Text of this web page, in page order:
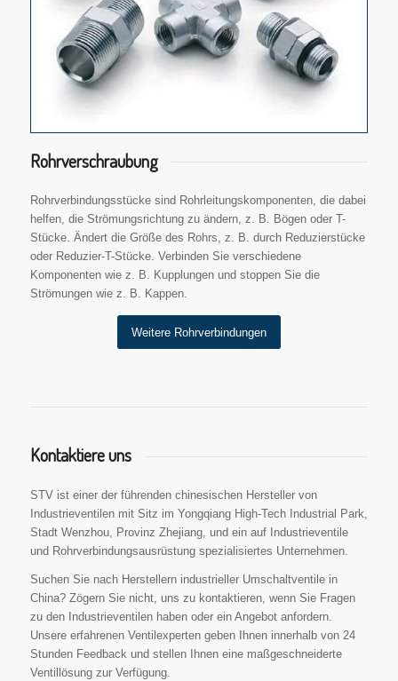
Rohrverschraubung
Rohrverbindungsstücke sind Rohrleitungskomponenten, die dabei
helfen, die Strömungsrichtung zu ändern, z. B. Bögen oder T-
Stücke. Ändert die Größe des Rohrs, z. B. durch Reduzierstücke
oder Reduzier-T-Stücke. Verbinden Sie verschiedene
Komponenten wie z. B. Kupplungen und stoppen Sie die
Strömungen wie z. B. Kappen.
Weitere Rohrverbindungen
Kontaktiere uns
STV ist einer der führenden chinesischen Hersteller von
Industrieventilen mit Sitz im Yongqiang High-Tech Industrial Park,
Stadt Wenzhou, Provinz Zhejiang, und ein auf Industrieventile
und Rohrverbindungsausrüstung spezialisiertes Unternehmen.
Suchen Sie nach Herstellern industrieller Umschaltventile in
China? Zögern Sie nicht, uns zu kontaktieren, wenn Sie Fragen
zu den Industrieventilen haben oder ein Angebot anfordern.
Unsere erfahrenen Ventilexperten geben Ihnen innerhalb von 24
Stunden Feedback und stellen Ihnen eine maßgeschneiderte
Ventillösung zur Verfügung.